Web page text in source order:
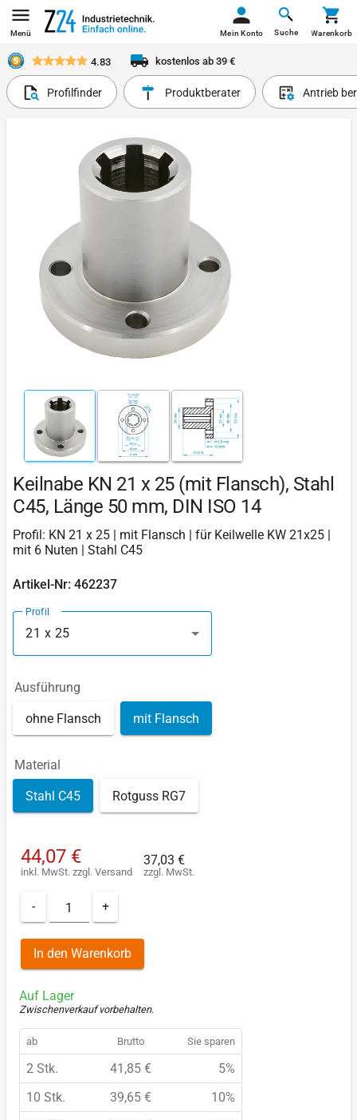
Menü Suche
Mein Konto Warenkorb
4.83 kostenlos ab 39 €
Profilfinder Produktberater Antrieb
Keilnabe KN 21 x 25 (mit Flansch), Stahl
C45, Länge 50 mm, DIN ISO 14
Profil: KN 21 x 25 | mit Flansch | für Keilwelle KW 21x25 |
mit 6 Nuten | Stahl C45
Artikel-Nr: 462237
Profil
21 x 25
Ausführung
ohne Flansch mit Flansch
Material
Stahl C45 Rotguss RG7
44,07 €
inkl. MwSt. zzgl. Versand
37,03 €
zzgl. MwSt.
- +
In den Warenkorb
Auf Lager
Zwischenverkauf vorbehalten.
ab Brutto Sie sparen
2 Stk. 41,85 €
5%
10 Stk.
39,65 €
10%